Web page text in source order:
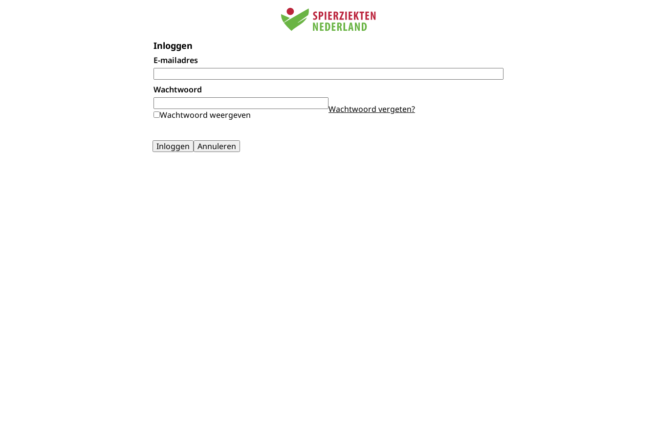
Inloggen
E-mailadres
Wachtwoord
Wachtwoord weergeven
Wachtwoord vergeten?
Inloggen Annuleren